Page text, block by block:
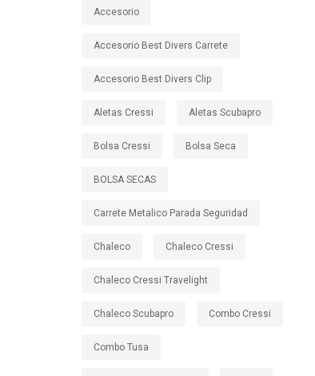
Accesorio
Accesorio Best Divers Carrete
Accesorio Best Divers Clip
Aletas Cressi Aletas Scubapro
Bolsa Cressi Bolsa Seca
BOLSA SECAS
Carrete Metalico Parada Seguridad
Chaleco Chaleco Cressi
Chaleco Cressi Travelight
Chaleco Scubapro Combo Cressi
Combo Tusa